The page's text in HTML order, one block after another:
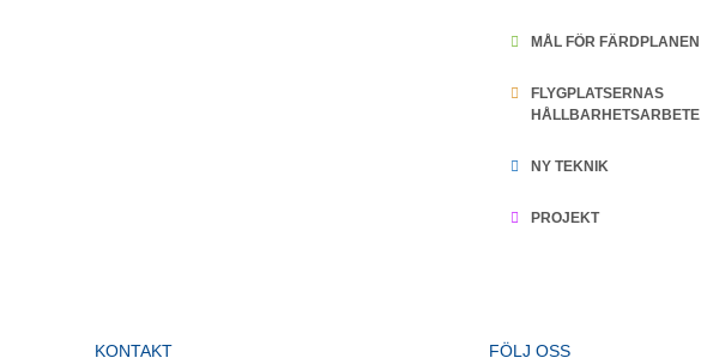
MÅL FÖR FÄRDPLANEN
FLYGPLATSERNAS
HÅLLBARHETSARBETE
NY TEKNIK
PROJEKT
KONTAKT FÖLJ OSS